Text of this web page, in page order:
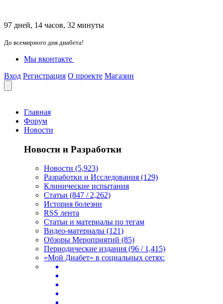
97 дней, 14 часов, 32 минуты
До всемирного дня диабета!
Мы вконтакте
Вход Регистрация О проекте Магазин
Главная
Форум
Новости
Новости и Разработки
Новости (5,923)
Разработки и Исследования (129)
Клинические испытания
Статьи (847 / 2,262)
История болезни
RSS лента
Статьи и материалы по тегам
Видео-материалы (121)
Обзоры Мероприятий (85)
Периодические издания (96 / 1,415)
«Мой Диабет» в социальных сетях: